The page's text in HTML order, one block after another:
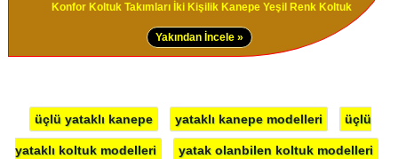
Konfor Koltuk Takımları İki Kişilik Kanepe Yeşil Renk Koltuk
Yakından İncele »
üçlü yataklı kanepe yataklı kanepe modelleri üçlü
yataklı koltuk modelleri yatak olanbilen koltuk modelleri